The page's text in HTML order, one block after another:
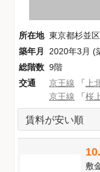
所在地 東京都杉並
築年月
2020年3月 (
総階数 9階
交通
京王線 「 上
京王線 「桜
敷